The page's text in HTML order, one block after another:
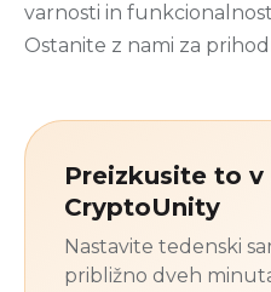
varnosti in
Ostanite z nami za
Preizkusite to
CryptoUnity
Nastavite tedenski
približno dveh